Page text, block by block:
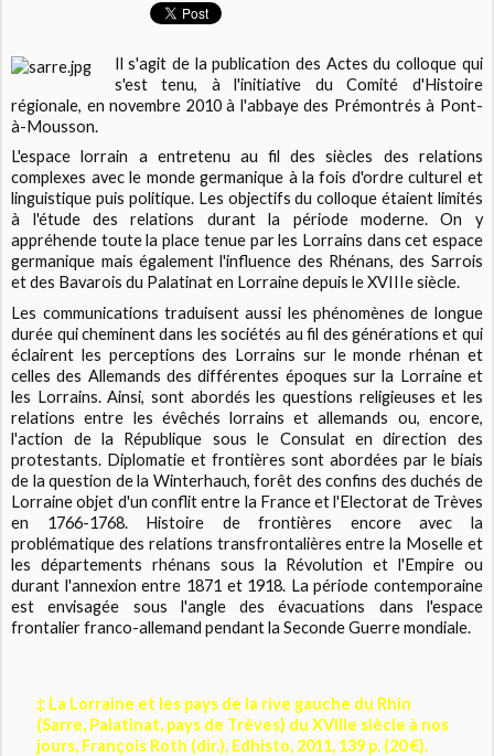
Il s'agit de la publication des Actes du colloque qui
s'est tenu, à l'initiative du Comité d'Histoire
régionale, en novembre 2010 à l'abbaye des Prémontrés à Pont-
à-Mousson.
L'espace lorrain a entretenu au fil des siècles des relations
complexes avec le monde germanique à la fois d'ordre culturel et
linguistique puis politique. Les objectifs du colloque étaient limités
à l'étude des relations durant la période moderne. On y
appréhende toute la place tenue par les Lorrains dans cet espace
germanique mais également l'influence des Rhénans, des Sarrois
et des Bavarois du Palatinat en Lorraine depuis le XVIIIe siècle.
Les communications traduisent aussi les phénomènes de longue
durée qui cheminent dans les sociétés au fil des générations et qui
éclairent les perceptions des Lorrains sur le monde rhénan et
celles des Allemands des différentes époques sur la Lorraine et
les Lorrains. Ainsi, sont abordés les questions religieuses et les
relations entre les évêchés lorrains et allemands ou, encore,
l'action de la République sous le Consulat en direction des
protestants. Diplomatie et frontières sont abordées par le biais
de la question de la Winterhauch, forêt des confins des duchés de
Lorraine objet d'un conflit entre la France et l'Electorat de Trèves
en 1766-1768. Histoire de frontières encore avec la
problématique des relations transfrontalières entre la Moselle et
les départements rhénans sous la Révolution et l'Empire ou
durant l'annexion entre 1871 et 1918. La période contemporaine
est envisagée sous l'angle des évacuations dans l'espace
frontalier franco-allemand pendant la Seconde Guerre mondiale.
‡ La Lorraine et les pays de la rive gauche du Rhin
(Sarre, Palatinat, pays de Trèves) du XVIIIe siècle à nos
jours, François Roth (dir.), Edhisto, 2011, 139 p. (20 €).